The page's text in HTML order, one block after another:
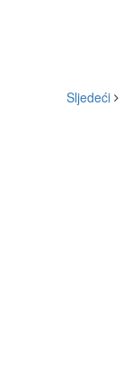
Sljedeći